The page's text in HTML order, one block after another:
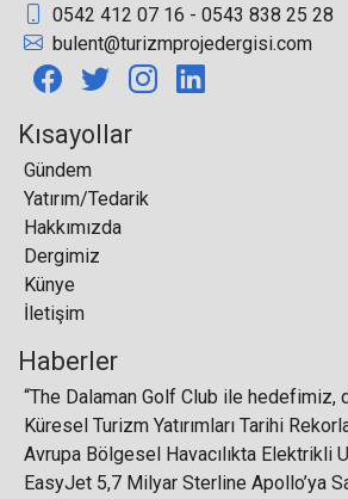
Malezya ve Nevşehir'deki
kooperatiflerinin işbirliği
Turizmde vize engelinin
Hostech by TUSİD Fuarı,
Merkezi’nde kapılarını
0542 412 07 16 - 0543 838 25 28
bulent@turizmprojedergisi.com
Kısayollar
Gündem
Yatırım/Tedarik
Hakkımızda
Dergimiz
Künye
İletişim
Haberler
EasyJet 5,7 Milyar Sterline Apollo’ya